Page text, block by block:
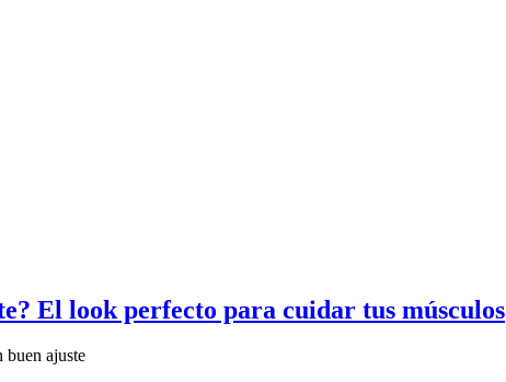
El look perfecto para cuidar tus músculos
buen ajuste